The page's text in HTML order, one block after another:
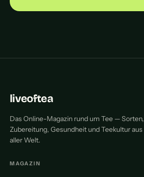
liveoftea
Das Online-Magazin rund um Tee — Sorten,
Zubereitung, Gesundheit und Teekultur aus
aller Welt.
MAGAZIN